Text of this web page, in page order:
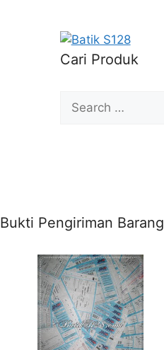
Cari Produk
Search
for:
Bukti Pengiriman Barang